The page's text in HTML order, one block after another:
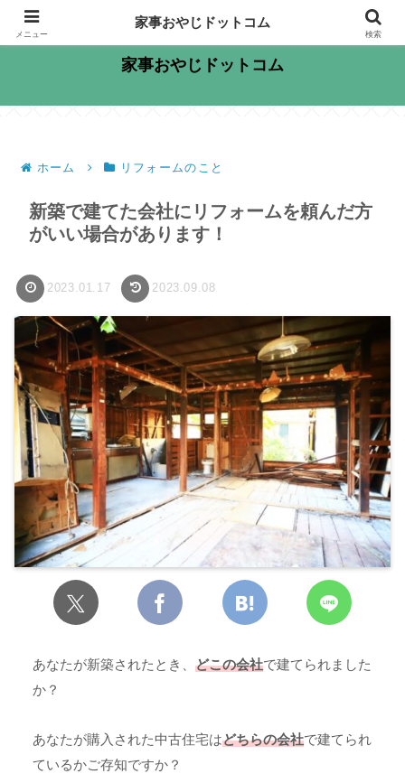
大規模リフォーム専門家！家族もお客様も笑顔に！
家事おやじドットコム
ホーム リフォームのこと
新築で建てた会社にリフォームを頼んだ方
がいい場合があります！
2023.01.17 2023.09.08
あなたが新築されたとき、 どこの会社で建てられました
か？
あなたが購入された中古住宅はどちらの会社で建てられ
ているかご存知ですか？
メニュー
家事おやじドットコム
検索